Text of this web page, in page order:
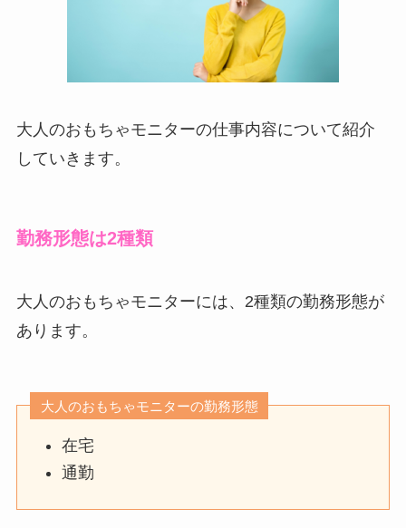
大人のおもちゃモニターの仕事内容について紹介
していきます。
勤務形態は2種類
大人のおもちゃモニターには、2種類の勤務形態が
あります。
大人のおもちゃモニターの勤務形態
在宅
通勤